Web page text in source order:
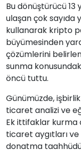
Bu dönüştürücü 13
ulaşan çok sayıda
kullanarak kripto
büyümesinden
çözümlerini
sunma
öncü tuttu.
Günümüzde,
ticaret analizi ve
Ek ittifaklar kurma
ticaret aygıtları
donatma